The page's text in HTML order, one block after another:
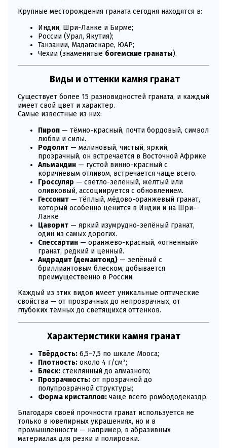
Крупные месторождения граната сегодня находятся в:
Индии, Шри-Ланке и Бирме;
России (Урал, Якутия);
Танзании, Мадагаскаре, ЮАР;
Чехии (знаменитые богемские гранаты).
Виды и оттенки камня гранат
Существует более 15 разновидностей граната, и каждый
имеет свой цвет и характер.
Самые известные из них:
Пироп — тёмно-красный, почти бордовый, символ
любви и силы.
Родолит — малиновый, чистый, яркий,
прозрачный, он встречается в Восточной Африке
Альмандин — густой винно-красный с
коричневым отливом, встречается чаще всего.
Гроссуляр — светло-зелёный, жёлтый или
оливковый, ассоциируется с обновлением.
Гессонит — тёплый, мёдово-оранжевый гранат,
который особенно ценится в Индии и на Шри-
Ланке
Цаворит — яркий изумрудно-зелёный гранат,
один из самых дорогих.
Спессартин — оранжево-красный, «огненный»
гранат, редкий и ценный.
Андрадит (демантоид) — зелёный с
бриллиантовым блеском, добывается
преимущественно в России.
Каждый из этих видов имеет уникальные оптические
свойства — от прозрачных до непрозрачных, от
глубоких тёмных до светящихся оттенков.
Характеристики камня гранат
Твёрдость: 6,5–7,5 по шкале Мооса;
Плотность: около 4 г/см³;
Блеск: стеклянный до алмазного;
Прозрачность: от прозрачной до
полупрозрачной структуры;
Форма кристаллов: чаще всего ромбододекаэдр.
Благодаря своей прочности гранат используется не
только в ювелирных украшениях, но и в
промышленности — например, в абразивных
материалах для резки и полировки.